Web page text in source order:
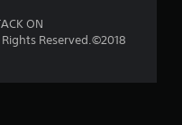
ON
Reserved.©2018